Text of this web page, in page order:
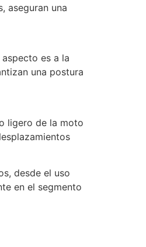
aseguran una
es a la
una postura
ligero de la moto
desde el uso
en el segmento